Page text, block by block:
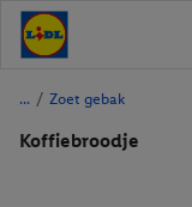
/ Zoet gebak
Koffiebroodje